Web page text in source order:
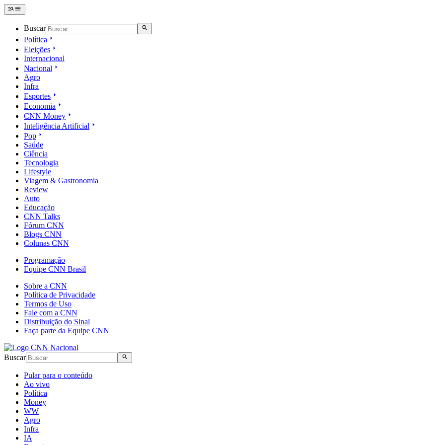
Buscar
Política
Eleições
Internacional
Nacional
Agro
Infra
Esportes
Economia
CNN Money
Inteligência Artificial
Pop
Saúde
Ciência
Tecnologia
Lifestyle
Viagem & Gastronomia
Review
Auto
Educação
CNN Talks
Fórum CNN
Blogs CNN
Colunas CNN
Programação
Equipe CNN Brasil
Sobre a CNN
Política de Privacidade
Termos de Uso
Fale com a CNN
Distribuição do Sinal
Faça parte da Equipe CNN
Buscar
Pular para o conteúdo
Ao vivo
Política
Money
WW
Agro
Infra
IA